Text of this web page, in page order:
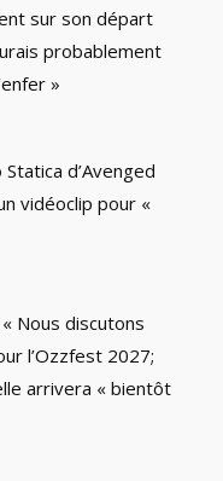
sur son départ
probablement
»
d’Avenged
vidéoclip pour «
Nous discutons
l’Ozzfest 2027;
arrivera « bientôt